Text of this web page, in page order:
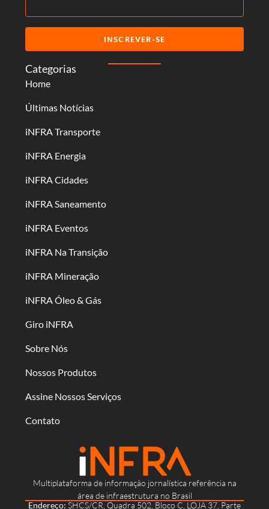
Multiplataforma de informação jornalística referência na
área de infraestrutura no Brasil
Endereço: SHCS/CR, Quadra 502, Bloco C, LOJA 37, Parte
Categorias
Home
Últimas Notícias
iNFRA Transporte
iNFRA Energia
iNFRA Cidades
iNFRA Saneamento
iNFRA Eventos
iNFRA Na Transição
iNFRA Mineração
iNFRA Óleo & Gás
Giro iNFRA
Sobre Nós
Nossos Produtos
Assine Nossos Serviços
Contato
INSCREVER-SE